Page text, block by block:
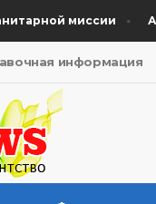
миссии
информация